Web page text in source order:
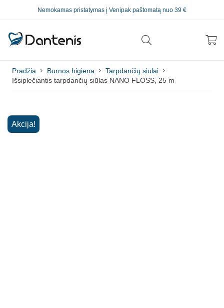
Nemokamas pristatymas į Venipak paštomatą nuo 39 €
Pradžia Burnos higiena
Tarpdančių siūlai
Išsiplečiantis tarpdančių siūlas NANO FLOSS, 25 m
Akcija!